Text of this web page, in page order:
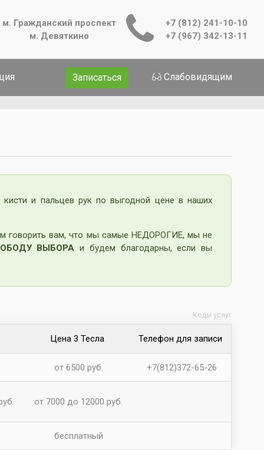
м. Гражданский проспект
м. Девяткино
+7 (812) 241-10-10
+7 (967) 342-13-11
Записаться Слабовидящим
и пальцев рук по выгодной цене в наших
вам, что мы самые НЕДОРОГИЕ, мы не
ВЫБОРА и будем благодарны, если вы
Цена 3 Тесла Телефон для записи
от 6500 руб. +7(812)372-65-26
от 7000 до 12000 руб.
бесплатный
Коды услуг